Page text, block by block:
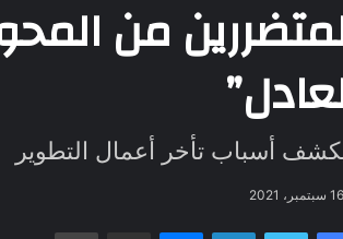
من
أسباب تأخر أعمال التطوير
16 سبتمبر، 2021
فيسبوك تويتر لينكدإن ماسنجر مشاركة عبر البريد طباعة